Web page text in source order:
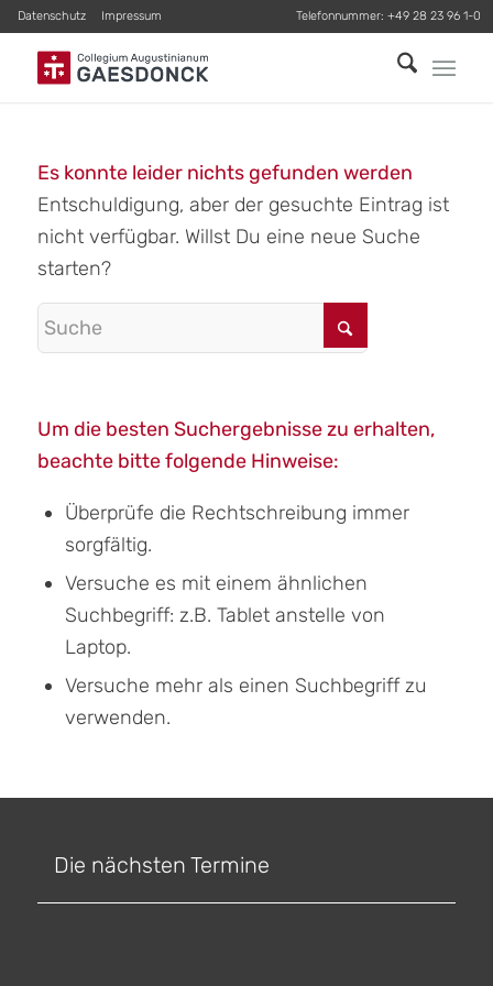
Datenschutz Impressum Telefonnummer: +49 28 23 96 1-0
Es konnte leider nichts gefunden werden
Entschuldigung, aber der gesuchte Eintrag ist
nicht verfügbar. Willst Du eine neue Suche
starten?
Um die besten Suchergebnisse zu erhalten,
beachte bitte folgende Hinweise:
Überprüfe die Rechtschreibung immer
sorgfältig.
Versuche es mit einem ähnlichen
Suchbegriff: z.B. Tablet anstelle von
Laptop.
Versuche mehr als einen Suchbegriff zu
verwenden.
Die nächsten Termine